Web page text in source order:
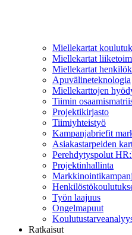
Miellekartat
Miellekartat
Miellekartat
Apuvälineteknologia
Miellekarttojen
Tiimin
Projektikirjasto
Tiimiyhteistyö
Kampanjabriefit
Asiakastarpeiden
Perehdytyspolut
Projektinhallinta
Työn laajuus
Ongelmapuut
Ratkaisut